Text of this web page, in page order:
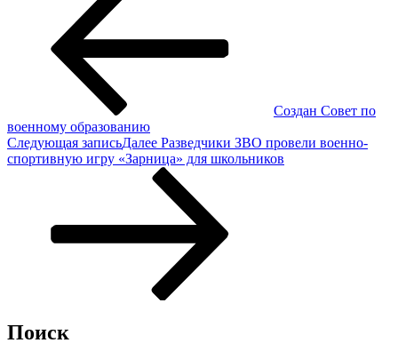
Создан Совет по
военному образованию
Следующая записьДалее Разведчики ЗВО провели военно-
спортивную игру «Зарница» для школьников
Поиск